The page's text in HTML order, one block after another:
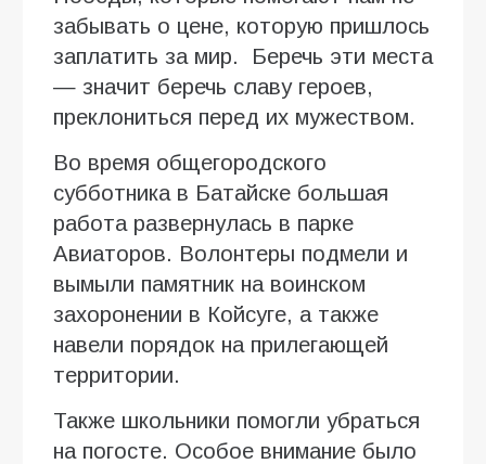
забывать о цене, которую пришлось
заплатить за мир. Беречь эти места
— значит беречь славу героев,
преклониться перед их мужеством.
Во время общегородского
субботника в Батайске большая
работа развернулась в парке
Авиаторов. Волонтеры подмели и
вымыли памятник на воинском
захоронении в Койсуге, а также
навели порядок на прилегающей
территории.
Также школьники помогли убраться
на погосте. Особое внимание было